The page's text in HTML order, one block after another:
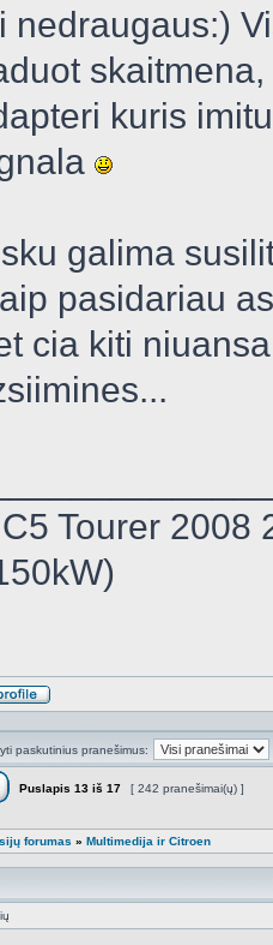
nedraugaus:)
kuris
galima
pasidariau
cia kiti
C5 Tourer 2008
Aprašymas
paskutinius pranešimus:
Puslapis 13 iš 17 [ 242 pranešimai(ų) ]
forumas » Multimedija ir Citroen